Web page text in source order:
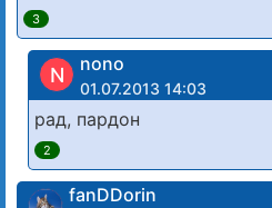
3
N nono
01.07.2013 14:03
рад, пардон
2
fanDDorin